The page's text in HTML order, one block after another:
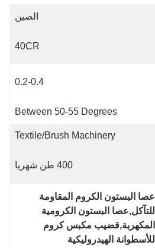
الصين
40CR
0.2-0.4
Between 50-55 Degrees
Textile/brush Machinery
400 طن شهريا
عصا البستون الكروم المقاومة
للتآكل,عصا البستون الكرومية
المكهربة,قضيب مكبس كروم
للأسطوانة الهيدروليكية